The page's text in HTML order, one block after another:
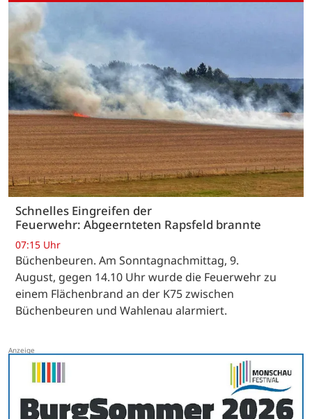
Schnelles Eingreifen der
Feuerwehr: Abgeernteten Rapsfeld brannte
07:15 Uhr
Büchenbeuren. Am Sonntagnachmittag, 9.
August, gegen 14.10 Uhr wurde die Feuerwehr zu
einem Flächenbrand an der K75 zwischen
Büchenbeuren und Wahlenau alarmiert.